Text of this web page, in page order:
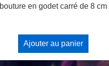
bouture en godet carré de 8 cm
Ajouter au panier